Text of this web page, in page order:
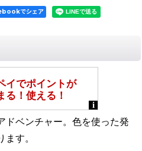
でシェア
ドベンチャー。色を使った発
す。